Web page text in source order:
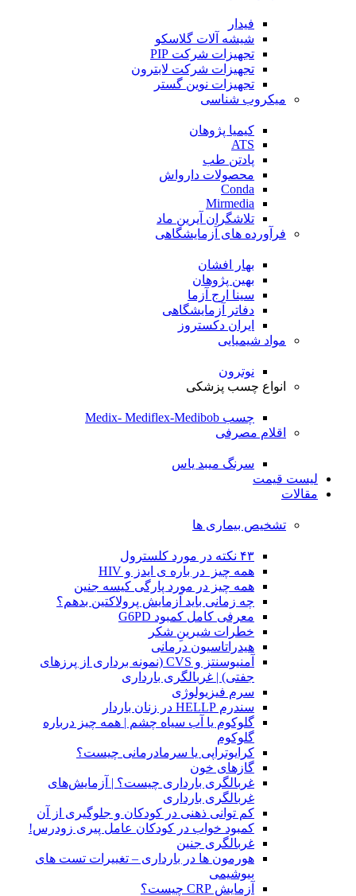
فیدار
شیشه آلات گلاسکو
تجهیزات شرکت PIP
تجهیزات شرکت لابترون
تجهیزات نوین گستر
میکروب شناسی
کیمیا پژوهان
ATS
پادتن طب
محصولات دارواش
Conda
Mirmedia
تلاشگران آیرین ماد
فرآورده های آزمایشگاهی
بهار افشان
بهین پژوهان
سینا ارج آزما
دفاتر آزمایشگاهی
ایران دکستروز
مواد شیمیایی
نوترون
انواع چسب پزشکی
چسب Medix- Mediflex-Medibob
اقلام مصرفی
سرنگ میبد یاس
لیست قیمت
مقالات
تشخیص بیماری ها
۴۳ نکته در مورد کلسترول
همه چیز در باره ی ایدز و HIV
همه چیز در مورد پارگی کیسه جنین
چه زمانی باید آزمایش پرولاکتین بدهم؟
معرفی کامل کمبود G6PD
خطرات شیرینِ شکر
هیدراتاسیون درمانی
آمنیوسنتز و CVS (نمونه برداری از پرزهای
جفتی) | غربالگری بارداری
سرم فیزیولوژی
سندرم HELLP در زنان باردار
گلوکوم یا آب سیاه چشم | همه چیز درباره
گلوکوم
کرایوتراپی یا سرمادرمانی چیست؟
گازهای خون
غربالگری بارداری چیست؟ | آزمایش‌های
غربالگری بارداری
کم توانی ذهنی در کودکان و جلوگیری از آن
کمبود خواب در کودکان عامل پیری زودرس!
غربالگری جنین
هورمون ها در بارداری – تغییرات تست های
بیوشیمی
آزمایش CRP چیست؟